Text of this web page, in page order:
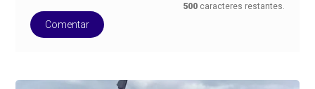
500 caracteres restantes.
Comentar